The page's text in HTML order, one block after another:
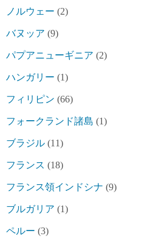
ノルウェー (2)
バヌッア (9)
パプアニューギニア (2)
ハンガリー (1)
フィリピン (66)
フォークランド諸島 (1)
ブラジル (11)
フランス (18)
フランス領インドシナ (9)
ブルガリア (1)
ペルー (3)